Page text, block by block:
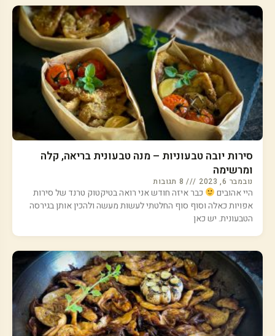
סירות יובה טבעוניות – מנה טבעונית בריאה, קלה
ומרשימה
נובמבר 6, 2023
היי אהובים
כבר איזה חודש אני רואה בטיקטוק טרנד של סירות
אפויות כאלה וסוף סוף החלטתי לעשות מעשה ולהכין אותן בגירסה
הטבעונית. יש כאן